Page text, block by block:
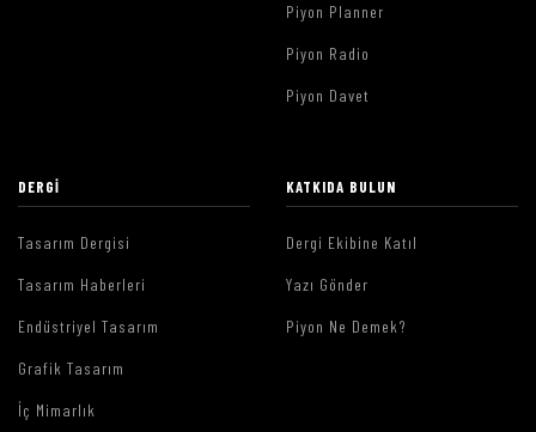
Piyon Planner
Piyon Radio
Piyon Davet
DERGI
Tasarım Dergisi
Tasarım Haberleri
Endüstriyel Tasarım
Grafik Tasarım
İç Mimarlık
KATKIDA BULUN
Dergi Ekibine Katıl
Yazı Gönder
Piyon Ne Demek?